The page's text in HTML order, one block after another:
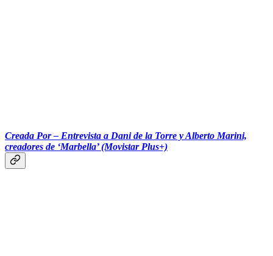
Creada Por – Entrevista a Dani de la Torre y Alberto Marini,
creadores de ‘Marbella’ (Movistar Plus+)